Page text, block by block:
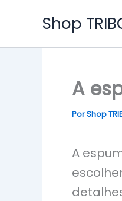
o
Shop
A
PorShop
A